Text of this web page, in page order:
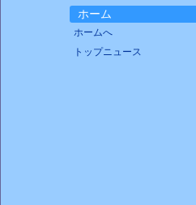
ホーム
ホームへ
トップニュース